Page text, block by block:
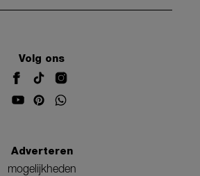
Volg ons
Adverteren
mogelijkheden